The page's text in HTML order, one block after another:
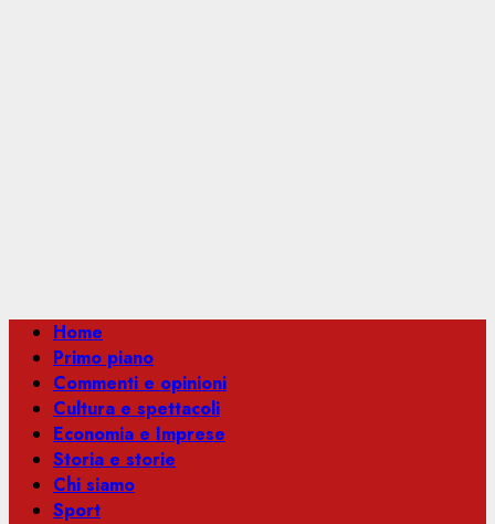
Menu
principale
Home
Primo piano
Commenti e opinioni
Cultura e spettacoli
Economia e Imprese
Storia e storie
Chi siamo
Sport